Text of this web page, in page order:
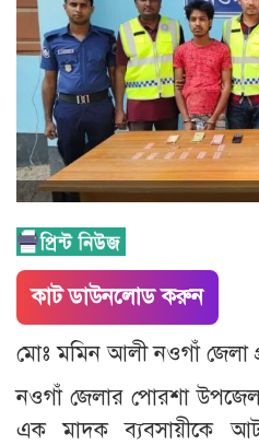
কাট ডাউনলোড করুন
মোঃ মমিন আলী নওগাঁ জেলা
নওগাঁ জেলার পোরশা
এক মাদক ব্যবসায়ীকে